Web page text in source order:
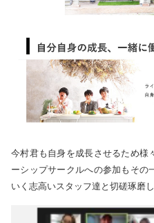
今村君も自身を成長させるため様
ーシップサークルへの参加もその
いく志高いスタッフ達と切磋琢磨